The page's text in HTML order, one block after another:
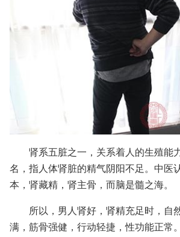
肾系五脏之一，关系着人的生殖能
名，指人体肾脏的精气阴阳不足。中医
本，肾藏精，肾主骨，而脑是髓之海。
所以，男人肾好，肾精充足时，自
满，筋骨强健，行动轻捷，性功能正常